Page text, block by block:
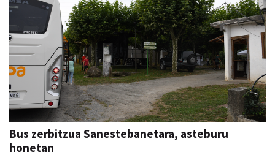
Bus zerbitzua Sanestebanetara, asteburu
honetan